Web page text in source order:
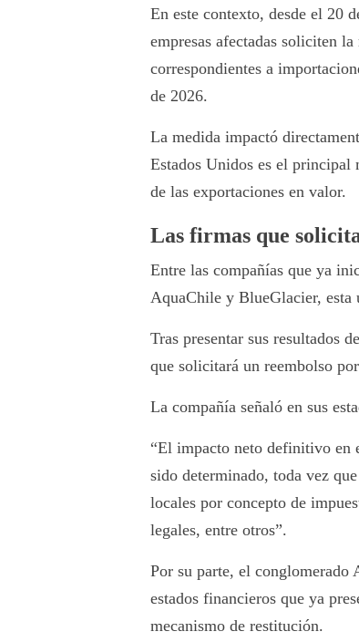
En este contexto, desde el 20
empresas afectadas soliciten
correspondientes a
de 2026.
La medida impactó
Estados Unidos es el principal
de las exportaciones en valor.
Las firmas que
Entre las compañías que ya
AquaChile yBlueGlacier, esta
Tras presentar sus resultados
que solicitará un reembolso
La compañía señaló en sus
“El impacto neto definitivo en
sido determinado, toda vez
locales por concepto de
legales, entre otros”.
Por su parte, el conglomerado
estados financieros que ya
mecanismo de restitución.